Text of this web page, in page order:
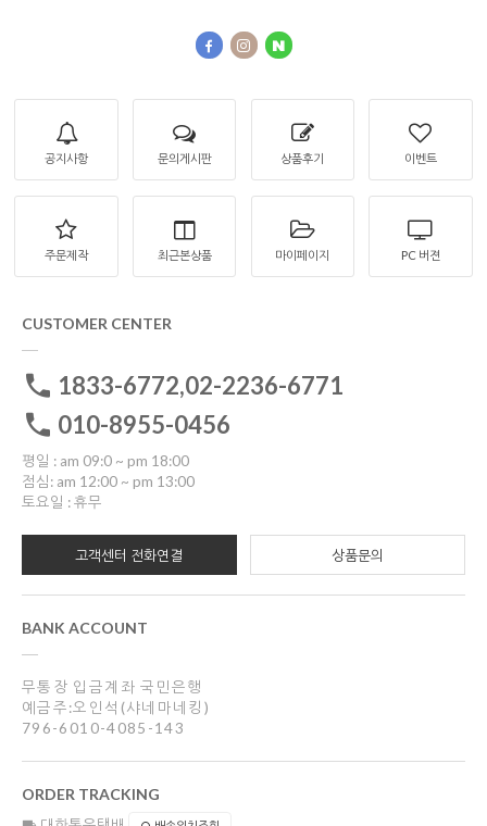
공지사항 문의게시판 상품후기 이벤트
주문제작 최근본상품 마이페이지 PC 버젼
CUSTOMER CENTER
1833-6772,02-2236-6771
010-8955-0456
평일 : am 09:0 ~ pm 18:00
점심: am 12:00 ~ pm 13:00
토요일 : 휴무
고객센터 전화연결 상품문의
BANK ACCOUNT
무통장 입금계좌 국민은행
예금주:오인석(샤네마네킹)
796-6010-4085-143
ORDER TRACKING